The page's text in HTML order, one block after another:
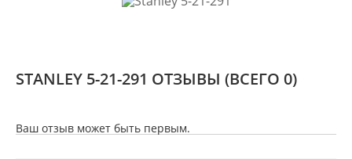
STANLEY 5-21-291 ОТЗЫВЫ (ВСЕГО 0)
Ваш отзыв может быть первым.